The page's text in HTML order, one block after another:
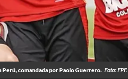
Perú, comandada por Paolo Guerrero. Foto: FPF.